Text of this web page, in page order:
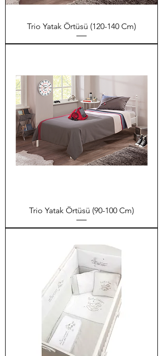
Trio Yatak Örtüsü (120-140 Cm)
Trio Yatak Örtüsü (90-100 Cm)